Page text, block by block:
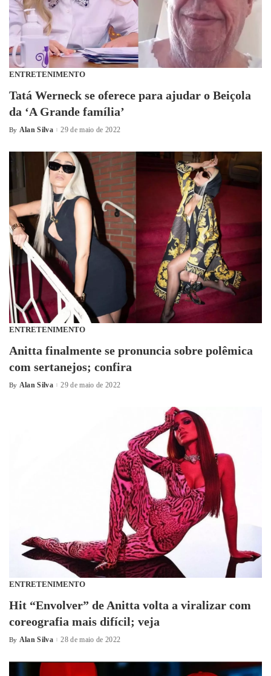
ENTRETENIMENTO
Tatá Werneck se oferece para ajudar o Beiçola
da ‘A Grande família’
By Alan Silva 29 de maio de 2022
ENTRETENIMENTO
Anitta finalmente se pronuncia sobre polêmica
com sertanejos; confira
By Alan Silva 29 de maio de 2022
ENTRETENIMENTO
Hit “Envolver” de Anitta volta a viralizar com
coreografia mais difícil; veja
By Alan Silva 28 de maio de 2022